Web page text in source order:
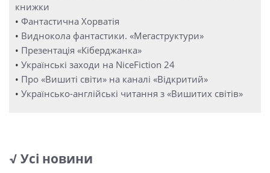
книжки
• Фантастична Хорватія
• Виднокола фантастики. «Мегаструктури»
• Презентація «Кіберджанка»
• Українські заходи на NiceFiction 24
• Про «Вишиті світи» на каналі «Відкритий»
• Українсько-англійські читання з «Вишитих світів»
√ Усі новини